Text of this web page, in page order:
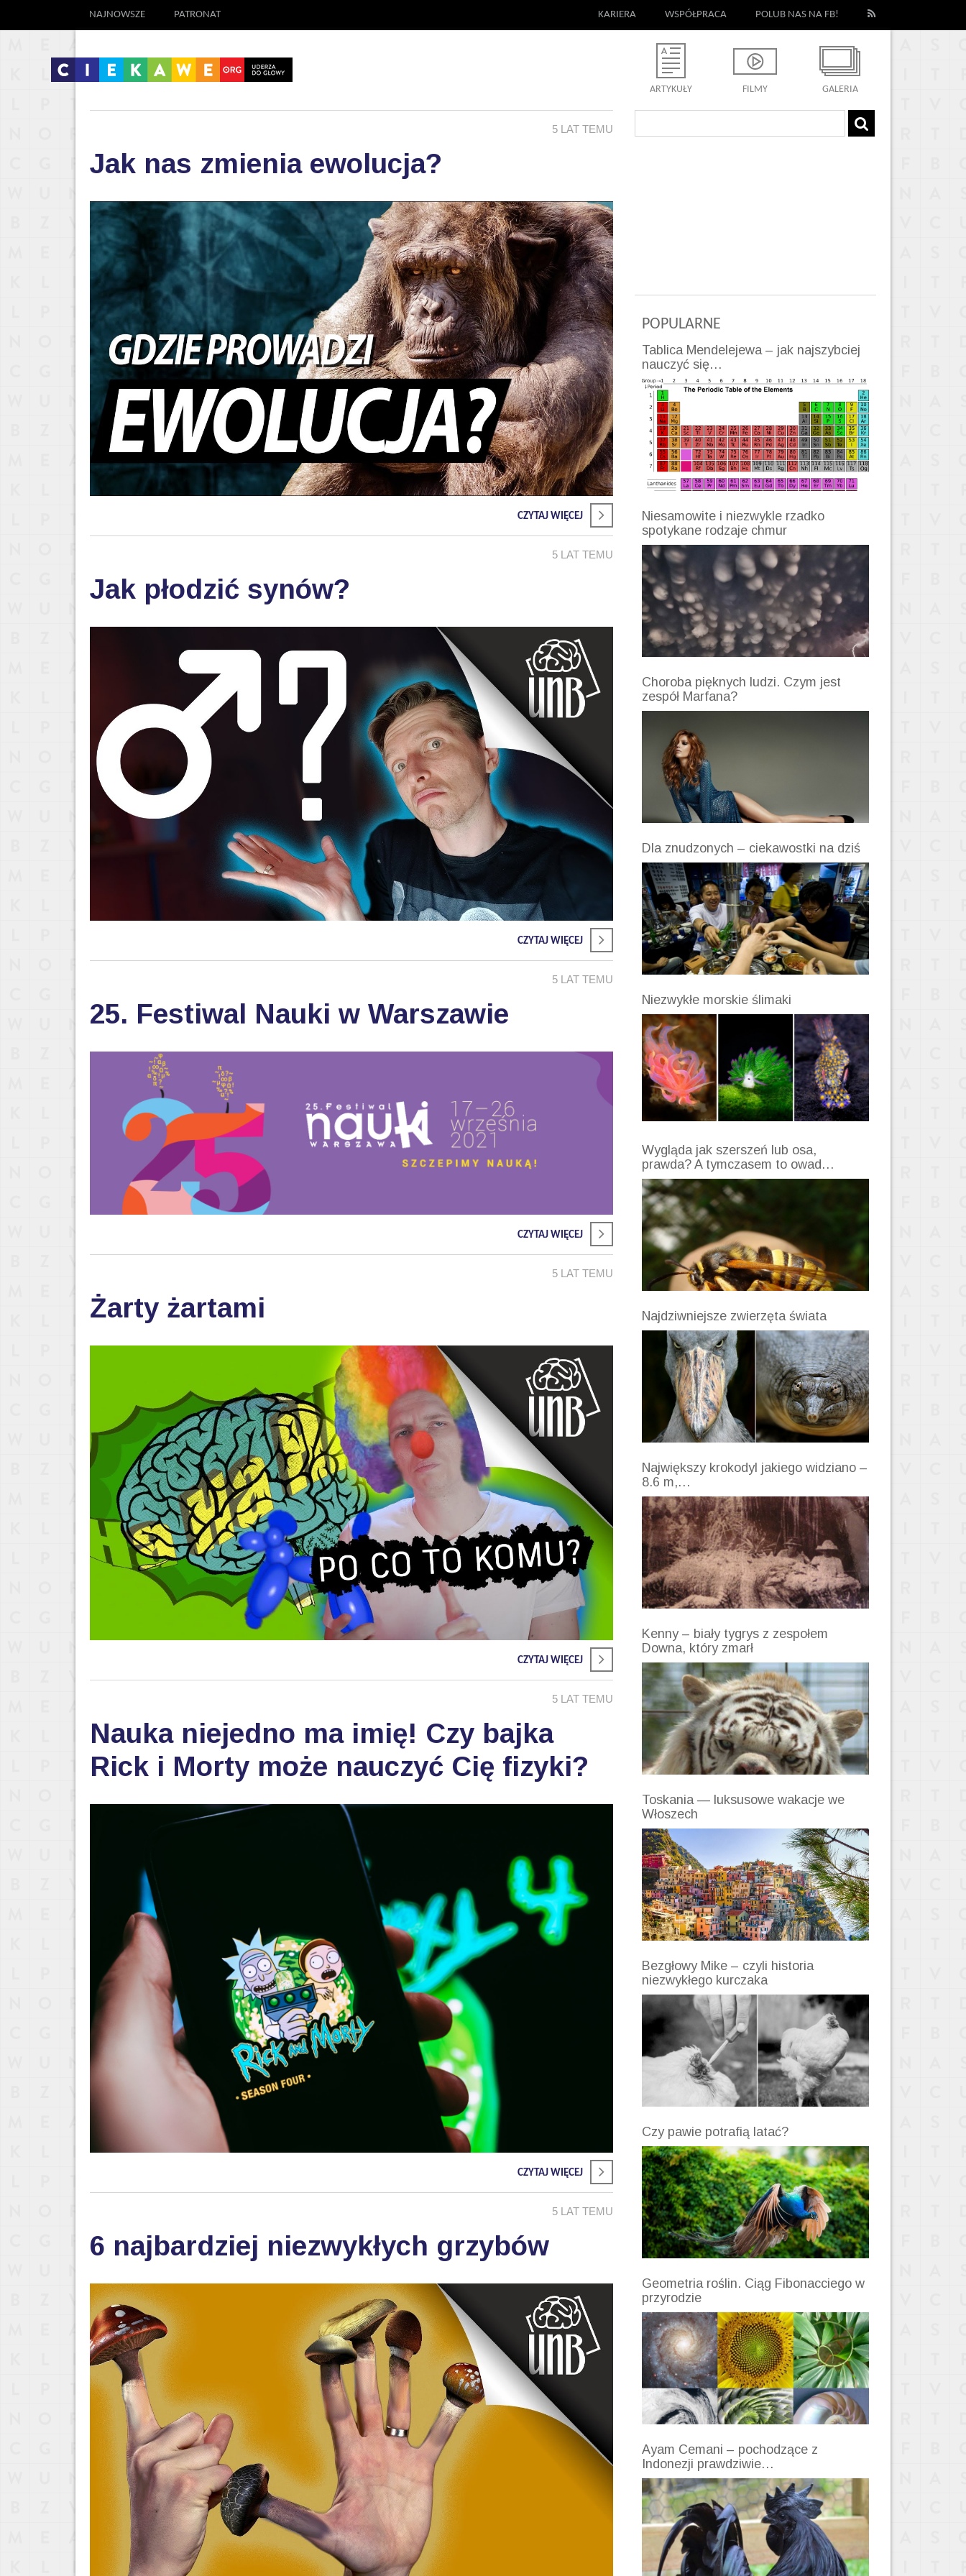
NAJNOWSZE PATRONAT KARIERA WSPÓŁPRACA POLUB NAS NA FB!
ARTYKUŁY FILMY GALERIA
5 LAT TEMU
Jak nas zmienia ewolucja?
CZYTAJ WIĘCEJ
5 LAT TEMU
Jak płodzić synów?
CZYTAJ WIĘCEJ
5 LAT TEMU
25. Festiwal Nauki w Warszawie
CZYTAJ WIĘCEJ
5 LAT TEMU
Żarty żartami
CZYTAJ WIĘCEJ
5 LAT TEMU
Nauka niejedno ma imię! Czy bajka
Rick i Morty może nauczyć Cię fizyki?
CZYTAJ WIĘCEJ
5 LAT TEMU
6 najbardziej niezwykłych grzybów
POPULARNE
Tablica Mendelejewa – jak najszybciej
nauczyć się…
Niesamowite i niezwykle rzadko
spotykane rodzaje chmur
Choroba pięknych ludzi. Czym jest
zespół Marfana?
Dla znudzonych – ciekawostki na dziś
Niezwykłe morskie ślimaki
Wygląda jak szerszeń lub osa,
prawda? A tymczasem to owad…
Najdziwniejsze zwierzęta świata
Największy krokodyl jakiego widziano –
8.6 m,…
Kenny – biały tygrys z zespołem
Downa, który zmarł
Toskania — luksusowe wakacje we
Włoszech
Bezgłowy Mike – czyli historia
niezwykłego kurczaka
Czy pawie potrafią latać?
Geometria roślin. Ciąg Fibonacciego w
przyrodzie
Ayam Cemani – pochodzące z
Indonezji prawdziwie…